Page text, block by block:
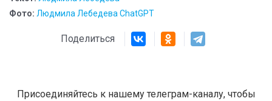
Фото: Людмила Лебедева ChatGPT
Поделиться
Присоединяйтесь к нашему телеграм-каналу, чтобы